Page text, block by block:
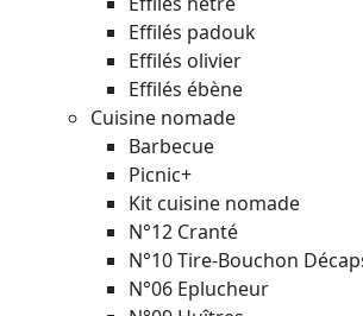
Effilés padouk
Effilés olivier
Effilés ébène
Cuisine nomade
Barbecue
Picnic+
Kit cuisine nomade
N°12 Cranté
N°10 Tire-Bouchon
N°06 Eplucheur